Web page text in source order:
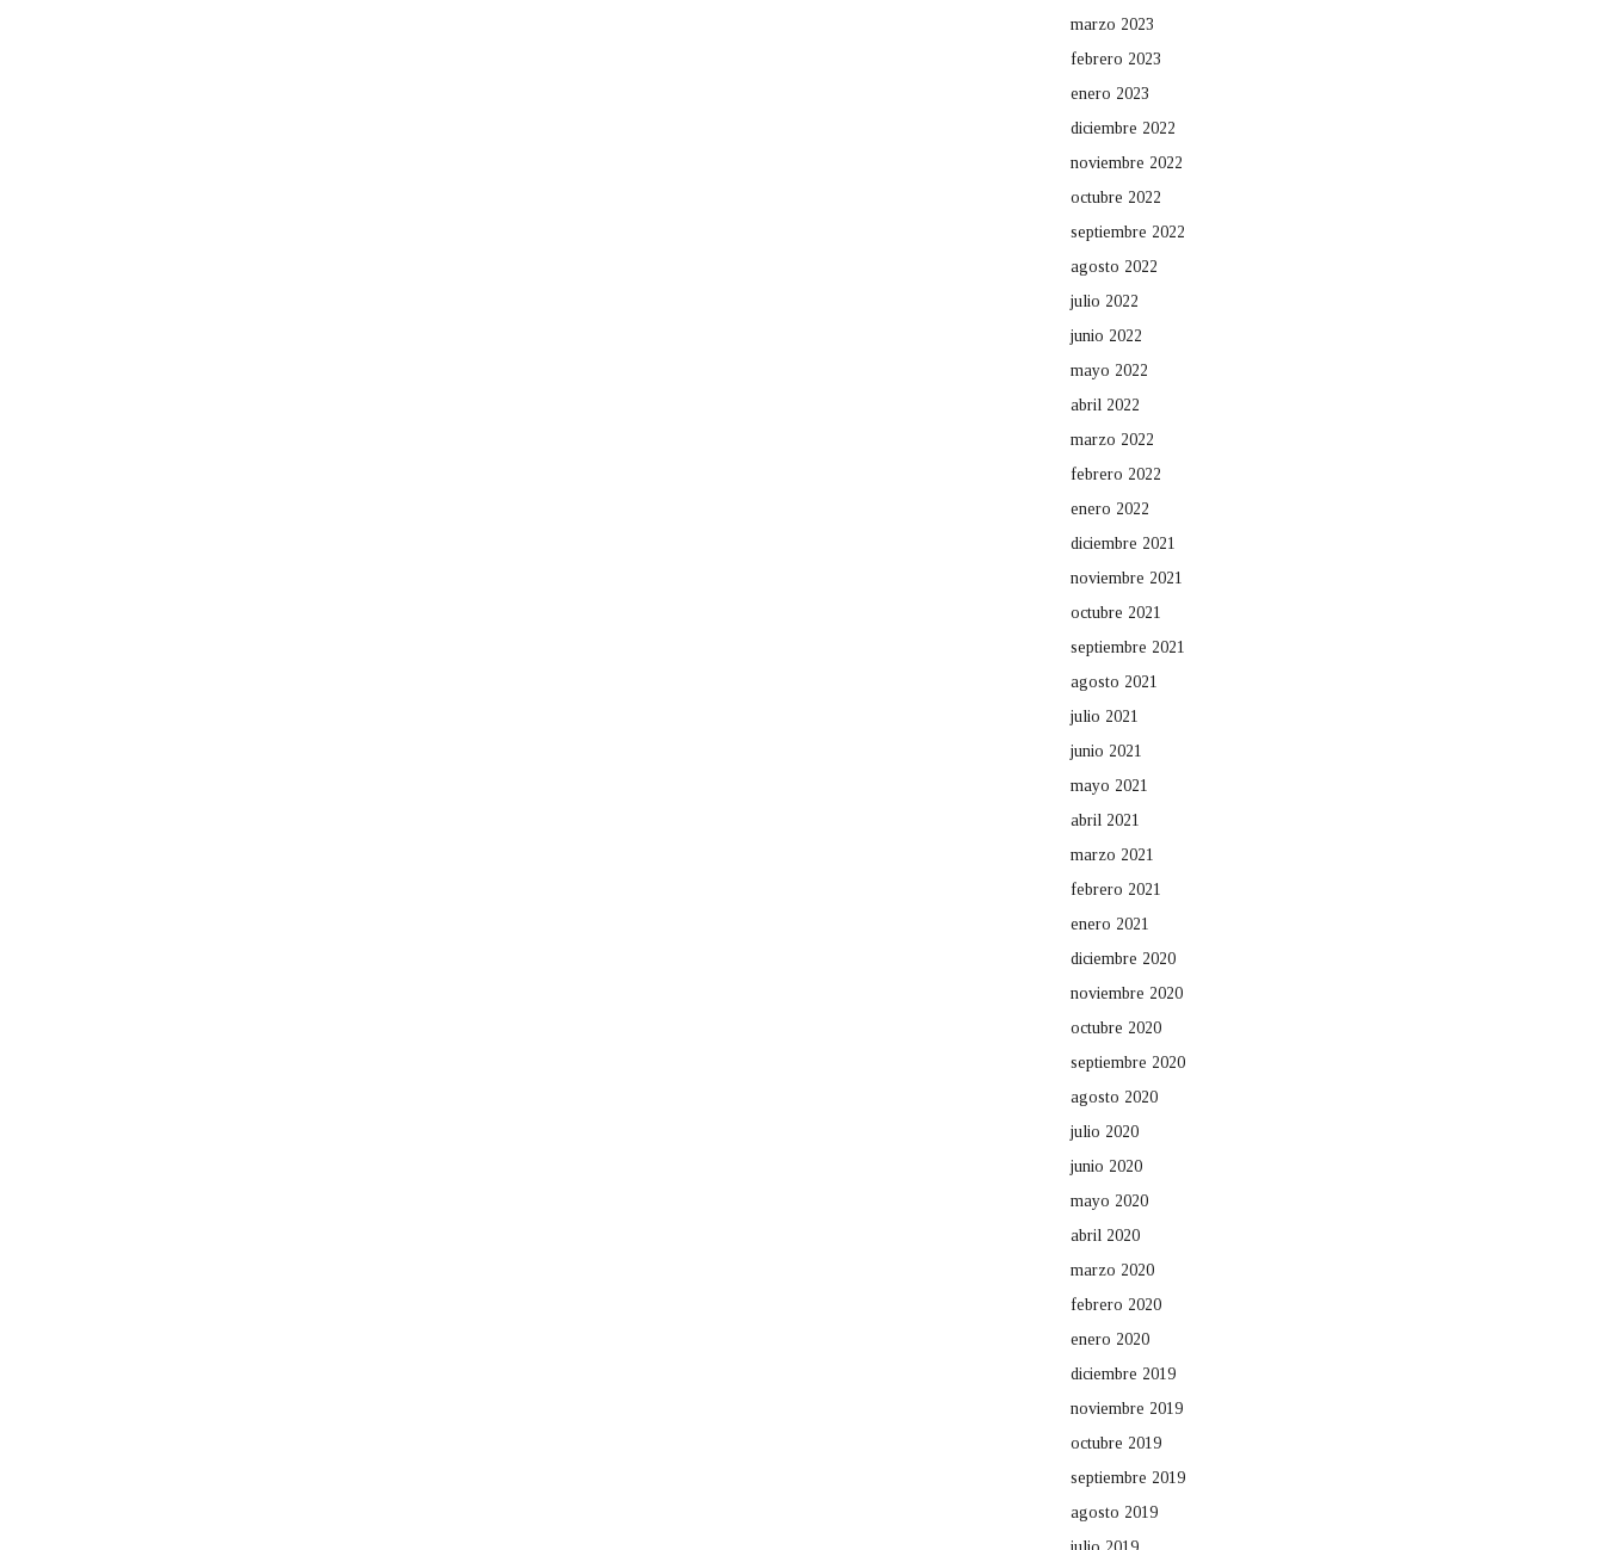
marzo 2023
febrero 2023
enero 2023
diciembre 2022
noviembre 2022
octubre 2022
septiembre 2022
agosto 2022
julio 2022
junio 2022
mayo 2022
abril 2022
marzo 2022
febrero 2022
enero 2022
diciembre 2021
noviembre 2021
octubre 2021
septiembre 2021
agosto 2021
julio 2021
junio 2021
mayo 2021
abril 2021
marzo 2021
febrero 2021
enero 2021
diciembre 2020
noviembre 2020
octubre 2020
septiembre 2020
agosto 2020
julio 2020
junio 2020
mayo 2020
abril 2020
marzo 2020
febrero 2020
enero 2020
diciembre 2019
noviembre 2019
octubre 2019
septiembre 2019
agosto 2019